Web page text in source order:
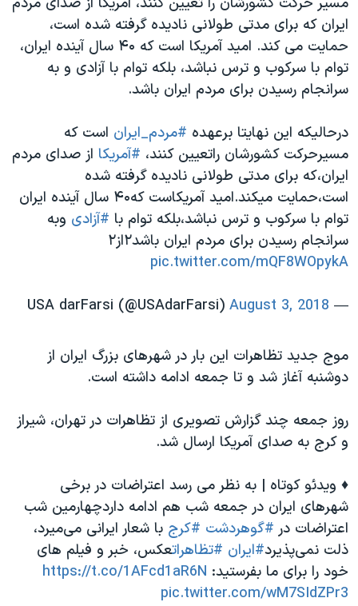
ایران که برای مدتی طولانی نادیده گرفته شده است،
حمایت می کند. امید آمریکا است که ۴۰ سال آینده ایران،
توام با سرکوب و ترس نباشد، بلکه توام با آزادی و به
سرانجام رسیدن برای مردم ایران باشد.
درحالیکه این نهایتا برعهده #مردم_ایران است که
مسیرحرکت کشورشان راتعیین کنند، #آمریکا از صدای مردم
ایران،که برای مدتی طولانی نادیده گرفته شده
است،حمایت میکند.امید آمریکاست که۴۰ سال آینده ایران
توام با سرکوب و ترس نباشد،بلکه توام با #آزادی وبه
سرانجام رسیدن برای مردم ایران باشد۲از۲
pic.twitter.com/mQF8WOpykA
— USA darFarsi (@USAdarFarsi)
August 3, 2018
موج جدید تظاهرات این بار در شهرهای بزرگ ایران از
دوشنبه آغاز شد و تا جمعه ادامه داشته است.
روز جمعه چند گزارش تصویری از تظاهرات در تهران، شیراز
و کرج به صدای آمریکا ارسال شد.
♦️ ویدئو کوتاه | به نظر می رسد اعتراضات در برخی
شهرهای ایران در جمعه شب هم ادامه داردچهارمین شب
اعتراضات در #گوهردشت #کرج با شعار ایرانی می‌میرد،
ذلت نمی‌پذیرد#ایران #تظاهراتعكس، خبر و فيلم هاى
خود را براى ما بفرستيد: https://t.co/1AFcd1aR6N
pic.twitter.com/wM7SIdZPr3